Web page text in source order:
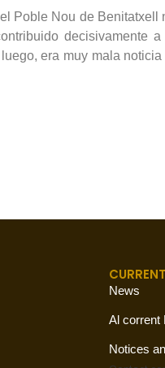
Poble Nou de
era muy mala
News
Al corrent
Notices